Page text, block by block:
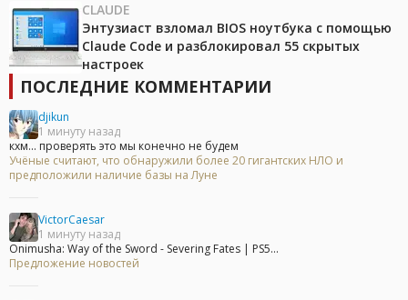
CLAUDE
Энтузиаст взломал BIOS ноутбука с помощью
Claude Code и разблокировал 55 скрытых
настроек
ПОСЛЕДНИЕ КОММЕНТАРИИ
djikun
1 минуту назад
кхм... проверять это мы конечно не будем
Учёные считают, что обнаружили более 20 гигантских НЛО и
предположили наличие базы на Луне
VictorCaesar
1 минуту назад
Onimusha: Way of the Sword - Severing Fates | PS5...
Предложение новостей